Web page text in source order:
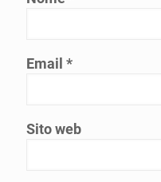
Email *
Sito web